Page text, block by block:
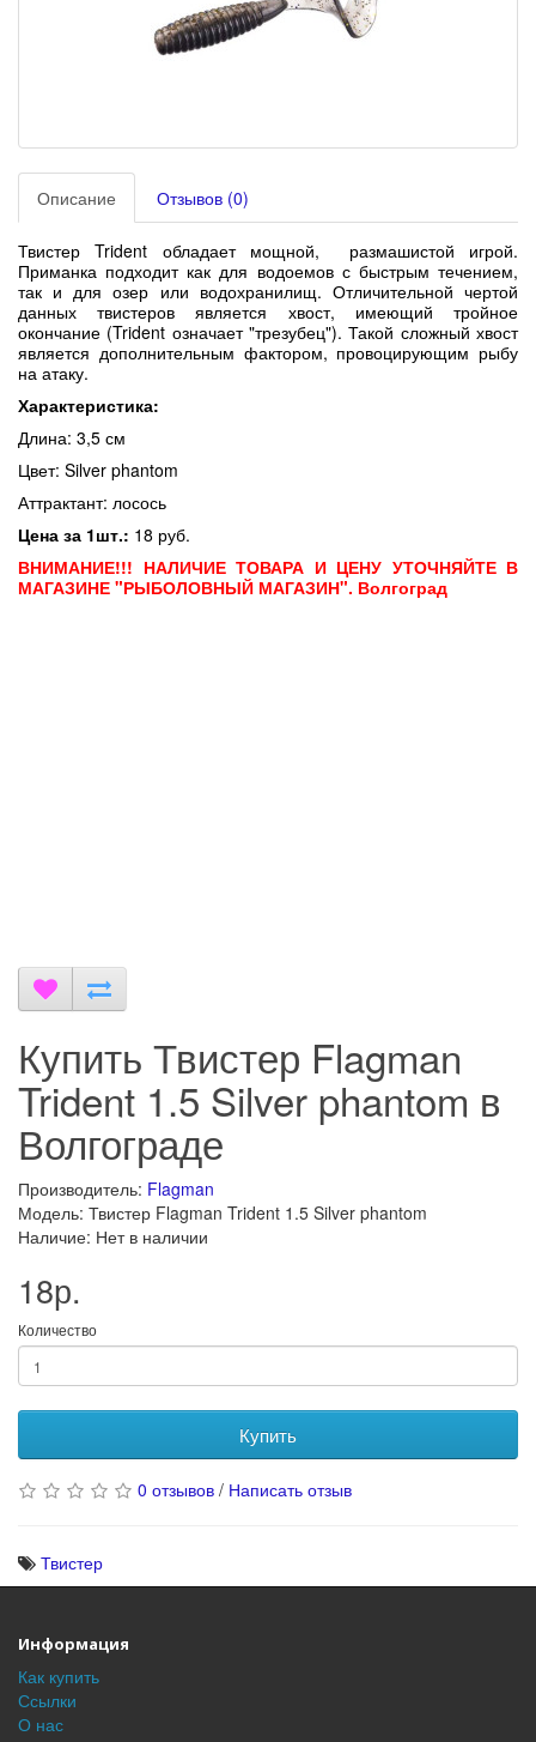
Описание Отзывов (0)
Твистер Trident обладает мощной, размашистой игрой.
Приманка подходит как для водоемов с быстрым течением,
так и для озер или водохранилищ. Отличительной чертой
данных твистеров является хвост, имеющий тройное
окончание (Trident означает "трезубец"). Такой сложный хвост
является дополнительным фактором, провоцирующим рыбу
на атаку.
Характеристика:
Длина: 3,5 см
Цвет: Silver phantom
Аттрактант: лосось
Цена за 1шт.: 18 руб.
ВНИМАНИЕ!!! НАЛИЧИЕ ТОВАРА И ЦЕНУ УТОЧНЯЙТЕ В
МАГАЗИНЕ "РЫБОЛОВНЫЙ МАГАЗИН". Волгоград
Купить Твистер Flagman
Trident 1.5 Silver phantom в
Волгограде
Производитель: Flagman
Модель: Твистер Flagman Trident 1.5 Silver phantom
Наличие: Нет в наличии
18р.
Количество
Купить
0 отзывов / Написать отзыв
Твистер
Информация
Как купить
Ссылки
О нас